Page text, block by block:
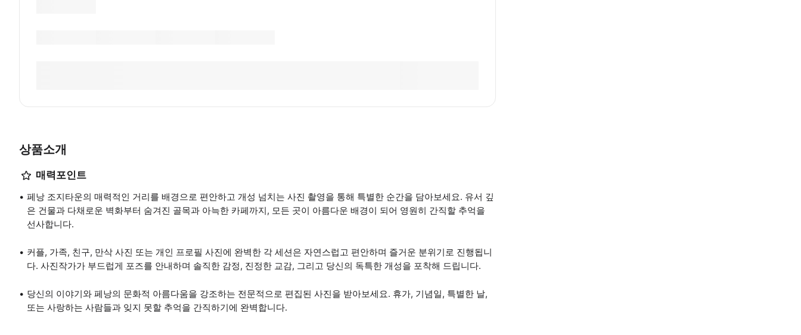
상품소개
매력포인트
페낭 조지타운의 매력적인 거리를 배경으로 편안하고 개성 넘치는 사진 촬영을 통해 특별한 순간을 담아보세요. 유서 깊
은 건물과 다채로운 벽화부터 숨겨진 골목과 아늑한 카페까지, 모든 곳이 아름다운 배경이 되어 영원히 간직할 추억을
선사합니다.
커플, 가족, 친구, 만삭 사진 또는 개인 프로필 사진에 완벽한 각 세션은 자연스럽고 편안하며 즐거운 분위기로 진행됩니
다. 사진작가가 부드럽게 포즈를 안내하며 솔직한 감정, 진정한 교감, 그리고 당신의 독특한 개성을 포착해 드립니다.
당신의 이야기와 페낭의 문화적 아름다움을 강조하는 전문적으로 편집된 사진을 받아보세요. 휴가, 기념일, 특별한 날,
또는 사랑하는 사람들과 잊지 못할 추억을 간직하기에 완벽합니다.